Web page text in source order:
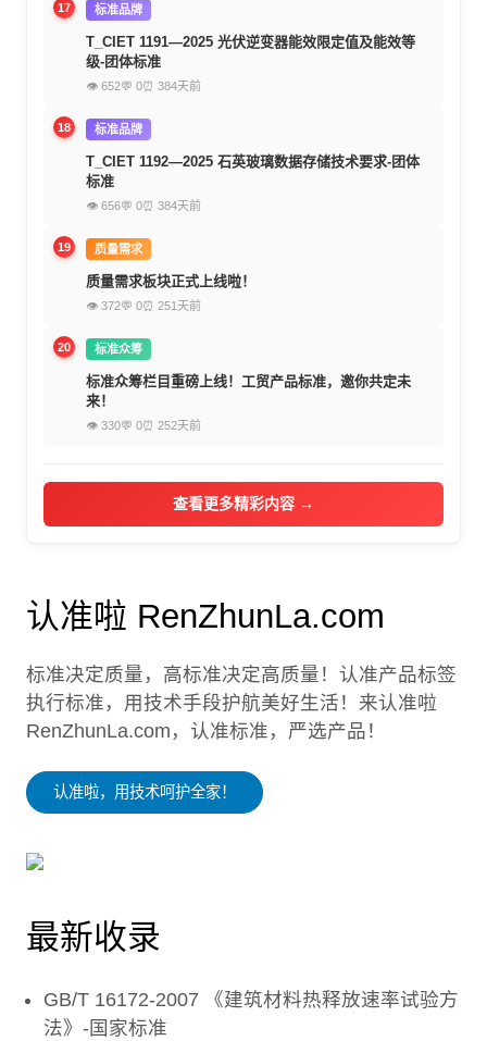
17 标准品牌
T_CIET 1191—2025 光伏逆变器能效限定值及能效等
级-团体标准
👁 652💬 0⏰ 384天前
18 标准品牌
T_CIET 1192—2025 石英玻璃数据存储技术要求-团体
标准
👁 656💬 0⏰ 384天前
19 质量需求
质量需求板块正式上线啦！
👁 372💬 0⏰ 251天前
20 标准众筹
标准众筹栏目重磅上线！工贸产品标准，邀你共定未
来！
👁 330💬 0⏰ 252天前
查看更多精彩内容 →
认准啦 RenZhunLa.com
标准决定质量，高标准决定高质量！认准产品标签
执行标准，用技术手段护航美好生活！来认准啦
RenZhunLa.com，认准标准，严选产品！
认准啦，用技术呵护全家！
最新收录
GB/T 16172-2007 《建筑材料热释放速率试验方
法》-国家标准